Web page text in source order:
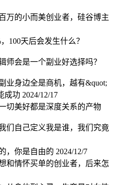
万的小而美创业者，硅谷博主
100天后会发生什么？
师会是一个副业好选择吗？
业身边全是商机，越有&quot;
成功 2024/12/17
切美好都是深度关系的产物
们自己定义我是谁，我们究竟
，你是自由的 2024/12/7
和情怀买单的创业者，后来怎